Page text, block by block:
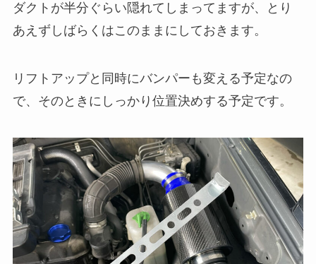
ダクトが半分ぐらい隠れてしまってますが、とり
あえずしばらくはこのままにしておきます。
リフトアップと同時にバンパーも変える予定なの
で、そのときにしっかり位置決めする予定です。